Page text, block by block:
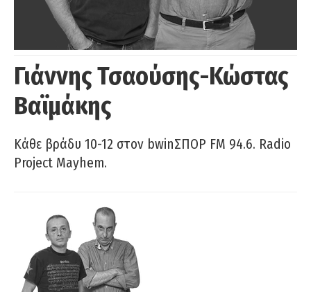
Γιάννης Τσαούσης-Κώστας
Βαϊμάκης
Κάθε βράδυ 10-12 στον bwinΣΠΟΡ FM 94.6. Radio
Project Mayhem.